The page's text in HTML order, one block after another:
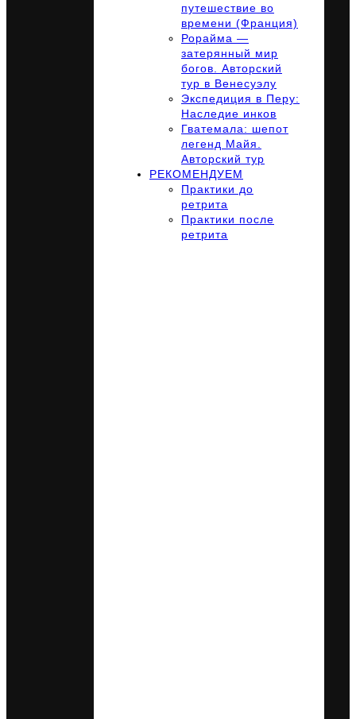
путешествие во
времени (Франция)
Рорайма —
затерянный мир
богов. Авторский
тур в Венесуэлу
Экспедиция в Перу:
Наследие инков
Гватемала: шепот
легенд Майя.
Авторский тур
РЕКОМЕНДУЕМ
Практики до
ретрита
Практики после
ретрита